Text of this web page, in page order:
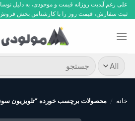
Skip
to
علی رغم آپدیت روزانه قیمت و موجودی، به دلیل
ثبت سفارش، قیمت روز را با کارشناس بخش فروش چک کنید.
جستجو
برای:
خانه / محصولات برچسب خورده “تلویزیون سونی 75